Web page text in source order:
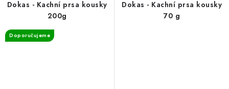
Dokas - Kachní prsa kousky
200g
Doporučujeme
Dokas - Kachní prsa kousky
70 g